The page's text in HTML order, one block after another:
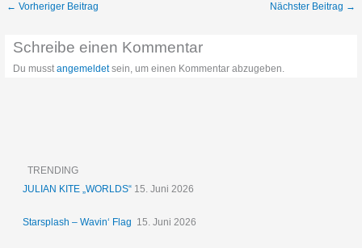
← Vorheriger Beitrag Nächster Beitrag →
Schreibe einen Kommentar
Du musstangemeldetsein, um einen Kommentar abzugeben.
TRENDING
JULIAN KITE „WORLDS“ 15. Juni 2026
Starsplash – Wavin‘ Flag 15. Juni 2026